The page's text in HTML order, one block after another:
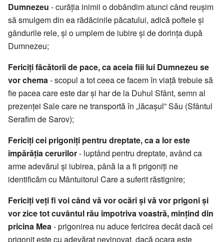
Dumnezeu - curăția inimii o dobândim atunci când reușim
să smulgem din ea rădăcinile păcatului, adică poftele și
gândurile rele, și o umplem de iubire și de dorința după
Dumnezeu;
Fericiți făcătorii de pace, ca aceia fiii lui Dumnezeu se
vor chema - scopul a tot ceea ce facem în viață trebuie să
fie pacea care este dar și har de la Duhul Sfânt, semn al
prezenței Sale care ne transportă în „lăcașul” Său (Sfântul
Serafim de Sarov);
Fericiți cei prigoniți pentru dreptate, ca a lor este
împărăția cerurilor- luptând pentru dreptate, având ca
arme adevărul și iubirea, până la a fi prigoniți ne
identificăm cu Mântuitorul Care a suferit răstignire;
Fericiți veți fi voi când vă vor ocărî și vă vor prigoni și
vor zice tot cuvântul rău împotriva voastră, mințind din
pricina Mea - prigonirea nu aduce fericirea decât dacă cel
prigonit este cu adevărat nevinovat, dacă ocara este